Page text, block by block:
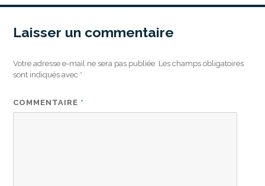
Laisser un commentaire
Votre adresse e-mail ne sera pas publiée. Les champs obligatoires
sont indiqués avec *
COMMENTAIRE *